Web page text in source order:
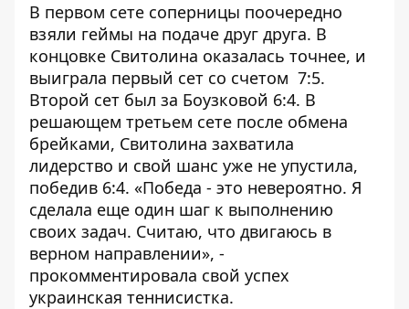
В первом сете соперницы поочередно
взяли геймы на подаче друг друга. В
концовке Свитолина оказалась точнее, и
выиграла первый сет со счетом 7:5.
Второй сет был за Боузковой 6:4. В
решающем третьем сете после обмена
брейками, Свитолина захватила
лидерство и свой шанс уже не упустила,
победив 6:4. «Победа - это невероятно. Я
сделала еще один шаг к выполнению
своих задач. Считаю, что двигаюсь в
верном направлении», -
прокомментировала свой успех
украинская теннисистка.